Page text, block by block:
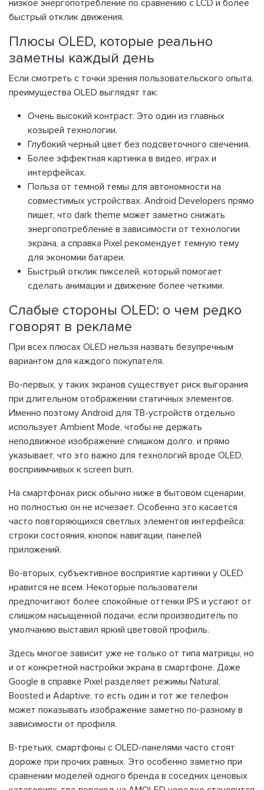
низкое энергопотребление по сравнению с LCD и более
быстрый отклик движения.
Плюсы OLED, которые реально
заметны каждый день
Если смотреть с точки зрения пользовательского опыта,
преимущества OLED выглядят так:
Очень высокий контраст. Это один из главных
козырей технологии.
Глубокий черный цвет без подсветочного свечения.
Более эффектная картинка в видео, играх и
интерфейсах.
Польза от темной темы для автономности на
совместимых устройствах. Android Developers прямо
пишет, что dark theme может заметно снижать
энергопотребление в зависимости от технологии
экрана, а справка Pixel рекомендует темную тему
для экономии батареи.
Быстрый отклик пикселей, который помогает
сделать анимации и движение более четкими.
Слабые стороны OLED: о чем редко
говорят в рекламе
При всех плюсах OLED нельзя назвать безупречным
вариантом для каждого покупателя.
Во-первых, у таких экранов существует риск выгорания
при длительном отображении статичных элементов.
Именно поэтому Android для ТВ-устройств отдельно
использует Ambient Mode, чтобы не держать
неподвижное изображение слишком долго, и прямо
указывает, что это важно для технологий вроде OLED,
восприимчивых к screen burn.
На смартфонах риск обычно ниже в бытовом сценарии,
но полностью он не исчезает. Особенно это касается
часто повторяющихся светлых элементов интерфейса:
строки состояния, кнопок навигации, панелей
приложений.
Во-вторых, субъективное восприятие картинки у OLED
нравится не всем. Некоторые пользователи
предпочитают более спокойные оттенки IPS и устают от
слишком насыщенной подачи, если производитель по
умолчанию выставил яркий цветовой профиль.
Здесь многое зависит уже не только от типа матрицы, но
и от конкретной настройки экрана в смартфоне. Даже
Google в справке Pixel разделяет режимы Natural,
Boosted и Adaptive, то есть один и тот же телефон
может показывать изображение заметно по-разному в
зависимости от профиля.
В-третьих, смартфоны с OLED-панелями часто стоят
дороже при прочих равных. Это особенно заметно при
сравнении моделей одного бренда в соседних ценовых